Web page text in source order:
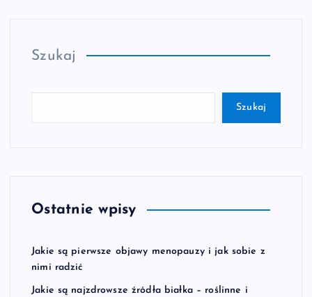
Szukaj
Szukaj
Ostatnie wpisy
Jakie są pierwsze objawy menopauzy i jak sobie z
nimi radzić
Jakie są najzdrowsze źródła białka – roślinne i